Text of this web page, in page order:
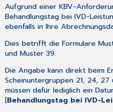
eAU)
–
FAQ
4.9.1
Kann
die
eAU
auch
horizontal
Aufgrund einer KBV-
Behandlungstag bei IVD-
ebenfalls in Ihre
Dies betrifft die Formulare
und Muster 39.
Die Angabe kann direkt beim
Scheinuntergruppen 21, 24,
müssen dafür lediglich ein
[Behandlungstag bei IVD-